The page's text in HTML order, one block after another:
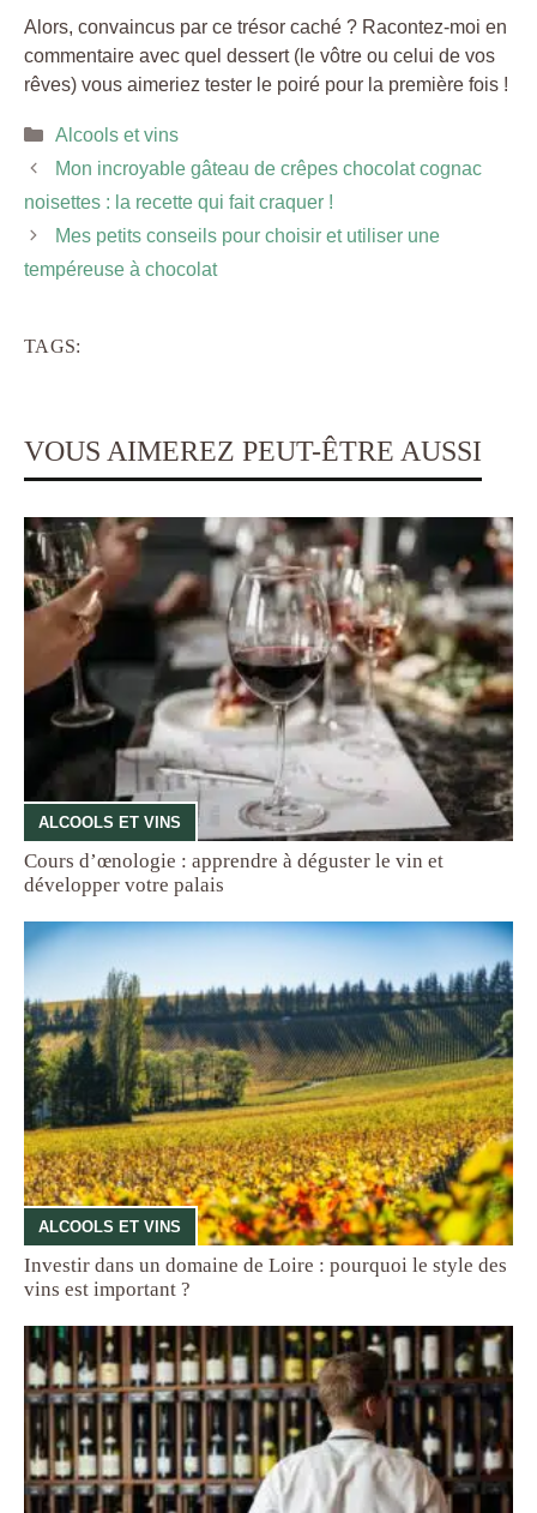
Alors, convaincus par ce trésor caché ? Racontez-moi en
commentaire avec quel dessert (le vôtre ou celui de vos
rêves) vous aimeriez tester le poiré pour la première fois !
Catégories
Alcools et vins
Mon incroyable gâteau de crêpes chocolat cognac
noisettes : la recette qui fait craquer !
Mes petits conseils pour choisir et utiliser une
tempéreuse à chocolat
TAGS:
VOUS AIMEREZ PEUT-ÊTRE AUSSI
ALCOOLS ET VINS
Cours d’œnologie : apprendre à déguster le vin et
développer votre palais
ALCOOLS ET VINS
Investir dans un domaine de Loire : pourquoi le style des
vins est important ?